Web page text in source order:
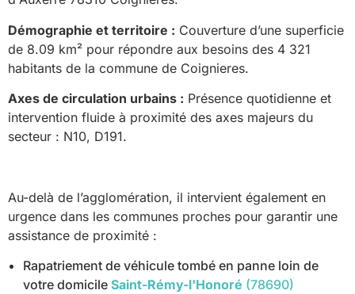
Démographie et territoire : Couverture d’une superficie
de 8.09 km² pour répondre aux besoins des 4 321
habitants de la commune de Coignieres.
Axes de circulation urbains : Présence quotidienne et
intervention fluide à proximité des axes majeurs du
secteur : N10, D191.
Au-delà de l’agglomération, il intervient également en
urgence dans les communes proches pour garantir une
assistance de proximité :
Rapatriement de véhicule tombé en panne loin de
votre domicile Saint-Rémy-l'Honoré (78690)